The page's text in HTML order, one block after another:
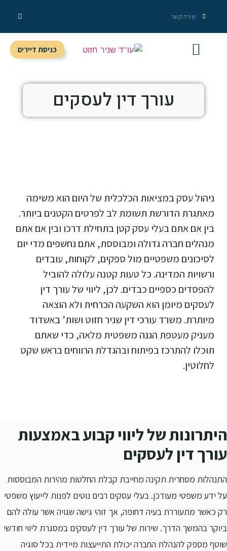
יצירת קשר
כניסת דיירים
עורך דין לעסקים
ניהול עסק במציאות הכלכלית של היום הוא משימה
מאתגרת הדורשת תשומת לב לפרטים הקטנים ביותר.
בין אם אתם בעלי עסק קטן בתחילת דרכו ובין אם אתם
מנהלים חברה גדולה ומבוססת, אתם נחשפים מדי יום
לסיכונים משפטיים מול ספקים, לקוחות, עובדים
ורשויות המדינה. כל טעות קטנה עלולה להוביל
להפסדים כספיים כבדים. לכן, ליווי של עורך דין
לעסקים מיומן הוא השקעה הכרחית ולא הוצאה
מיותרת. משרד עורכי דין שניר חזוט ושות’ באשדוד
מעניק מעטפת הגנה משפטית מלאה, כדי שאתם
תוכלו להתרכז בפיתוח ובהגדלת הרווחים בראש שקט
לחלוטין.
היתרונות של ליווי קבוע באמצעות
עורך דין לעסקים
התנהלות מסחרית תקינה מחייבת קבלת החלטות מהירות המבוססות
על ידע משפטי מעודכן. בעלי עסקים רבים נוטים לפנות לייעוץ משפטי
רק כאשר מתעוררת בעיה דחופה, אך זוהי גישה שגויה אשר עולה להם
ביוקר בהמשך הדרך. שירות של עורך דין לעסקים במסגרת ליווי חודשי
שוטף מספק להנהלת החברה יכולת התייעצות מיידית בכל סוגיה